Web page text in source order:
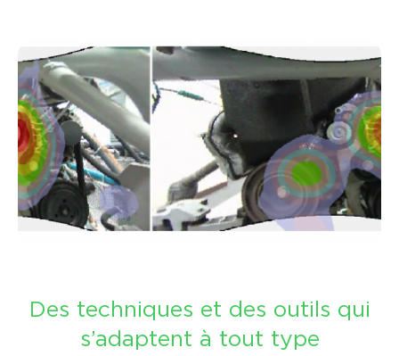
Des techniques et des outils qui
s’adaptent à tout type